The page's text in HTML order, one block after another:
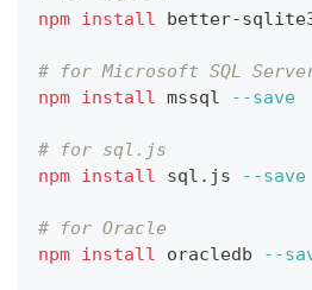
npm install better-
# for Microsoft SQL
npm install mssql --save
# for sql.js
npm install sql.js --save
# for Oracle
npm install oracledb --